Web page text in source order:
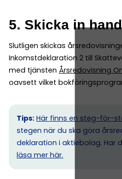
5. Skicka in
Slutligen skickas
Inkomstdeklaration 2 till
med tjänsten Årsredovisning
oavsett vilket
Tips: Här finns en steg-för-
stegen när du ska göra
deklaration i aktiebolag. Har
läsa mer här.